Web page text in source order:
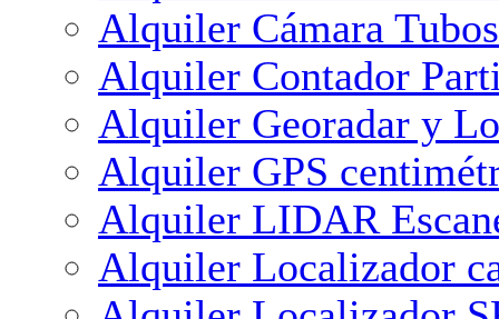
Alquiler Cámara
Alquiler Contador
Alquiler Georadar y
Alquiler GPS
Alquiler LIDAR
Alquiler Localizador